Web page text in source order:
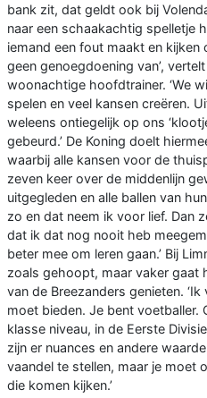
bank zit, dat geldt ook bij
naar een schaakachtig spelletje
iemand een fout maakt en kijken
geen genoegdoening van’,
woonachtige hoofdtrainer. ‘We
spelen en veel kansen creëren.
weleens ontiegelijk op ons
gebeurd.’ De Koning doelt
waarbij alle kansen voor de
zeven keer over de middenlijn
uitgegleden en alle ballen van
zo en dat neem ik voor lief. Dan
dat ik dat nog nooit heb
beter mee om leren gaan.’ Bij
zoals gehoopt, maar vaker gaat
van de Breezanders genieten.
moet bieden. Je bent voetballer.
klasse niveau, in de Eerste
zijn er nuances en andere
vaandel te stellen, maar je moet
die komen kijken.’